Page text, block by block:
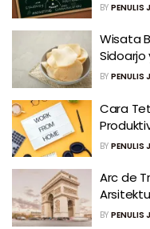
BY PENULIS
Wisata
Sidoarjo
BY PENULIS
Cara
BY PENULIS
Arc de
BY PENULIS